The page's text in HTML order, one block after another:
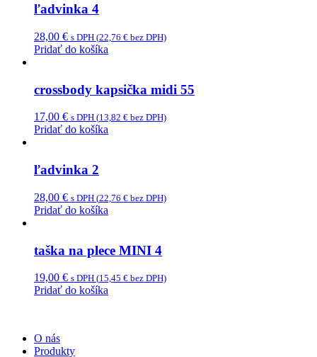
ľadvinka 4
28,00 € s DPH (22,76 € bez DPH)
Pridať do košíka
crossbody kapsička midi 55
17,00 € s DPH (13,82 € bez DPH)
Pridať do košíka
ľadvinka 2
28,00 € s DPH (22,76 € bez DPH)
Pridať do košíka
taška na plece MINI 4
19,00 € s DPH (15,45 € bez DPH)
Pridať do košíka
O nás
Produkty